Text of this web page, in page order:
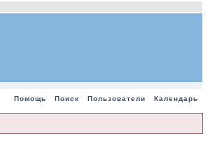
Помощь Поиск Пользователи Календарь